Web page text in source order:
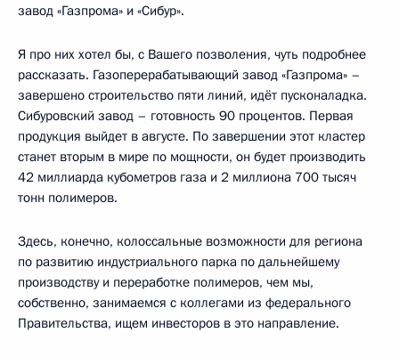
завод «Газпрома» и «Сибур».
Я про них хотел бы, с Вашего позволения, чуть подробнее
рассказать. Газоперерабатывающий завод «Газпрома» –
завершено строительство пяти линий, идёт пусконаладка.
Сибуровский завод – готовность 90 процентов. Первая
продукция выйдет в августе. По завершении этот кластер
станет вторым в мире по мощности, он будет производить
42 миллиарда кубометров газа и 2 миллиона 700 тысяч
тонн полимеров.
Здесь, конечно, колоссальные возможности для региона
по развитию индустриального парка по дальнейшему
производству и переработке полимеров, чем мы,
собственно, занимаемся с коллегами из федерального
Правительства, ищем инвесторов в это направление.